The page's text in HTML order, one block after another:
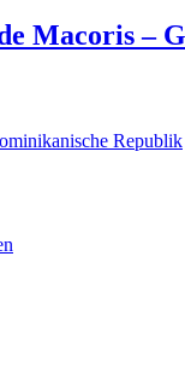
Macoris –
Republik